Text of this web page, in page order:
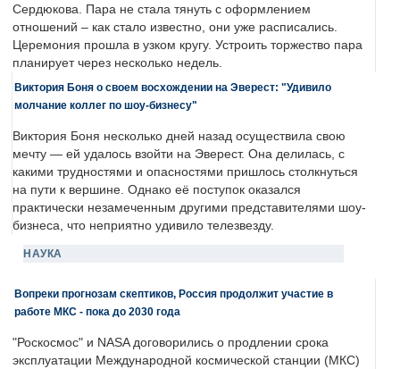
Сердюкова. Пара не стала тянуть с оформлением
отношений – как стало известно, они уже расписались.
Церемония прошла в узком кругу. Устроить торжество пара
планирует через несколько недель.
Виктория Боня о своем восхождении на Эверест: "Удивило
молчание коллег по шоу-бизнесу"
Виктория Боня несколько дней назад осуществила свою
мечту — ей удалось взойти на Эверест. Она делилась, с
какими трудностями и опасностями пришлось столкнуться
на пути к вершине. Однако её поступок оказался
практически незамеченным другими представителями шоу-
бизнеса, что неприятно удивило телезвезду.
НАУКА
Вопреки прогнозам скептиков, Россия продолжит участие в
работе МКС - пока до 2030 года
"Роскосмос" и NASA договорились о продлении срока
эксплуатации Международной космической станции (МКС)